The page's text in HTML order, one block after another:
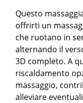
Questo
offrirti un
che ruotano in
alternando il
3D completo. A
riscaldamento
massaggio,
alleviare